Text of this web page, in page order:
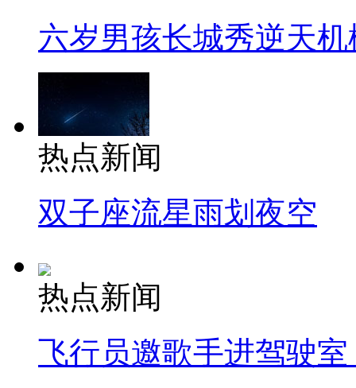
六岁男孩长城秀逆天机
热点新闻
双子座流星雨划夜空
热点新闻
飞行员邀歌手进驾驶